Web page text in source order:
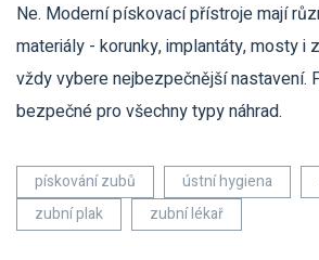
Ne. Moderní pískovací přístroje mají
materiály - korunky, implantáty, mosty i
vždy vybere nejbezpečnější nastavení.
bezpečné pro všechny typy náhrad.
pískování zubů ústní hygiena
zubní plak
zubní lékař